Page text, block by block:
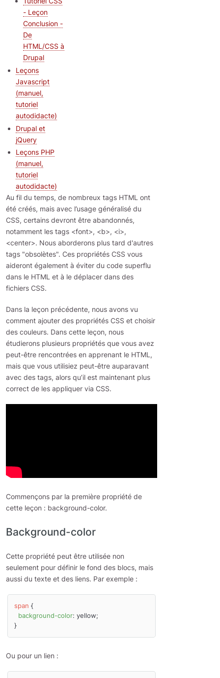
- Leçon
Conclusion -
De
HTML/CSS à
Drupal
Leçons
Javascript
(manuel,
tutoriel
autodidacte)
Drupal et
jQuery
Leçons PHP
(manuel,
tutoriel
autodidacte)
Au fil du temps, de nombreux tags HTML ont
été créés, mais avec l’usage généralisé du
CSS, certains devront être abandonnés,
notamment les tags <font>, <b>, <i>,
<center>. Nous aborderons plus tard d'autres
tags "obsolètes". Ces propriétés CSS vous
aideront également à éviter du code superflu
dans le HTML et à le déplacer dans des
fichiers CSS.
Dans la leçon précédente, nous avons vu
comment ajouter des propriétés CSS et choisir
des couleurs. Dans cette leçon, nous
étudierons plusieurs propriétés que vous avez
peut-être rencontrées en apprenant le HTML,
mais que vous utilisiez peut-être auparavant
avec des tags, alors qu’il est maintenant plus
correct de les appliquer via CSS.
Commençons par la première propriété de
cette leçon : background-color.
Background-color
Cette propriété peut être utilisée non
seulement pour définir le fond des blocs, mais
aussi du texte et des liens. Par exemple :
span {
background-color: yellow;
}
Ou pour un lien :